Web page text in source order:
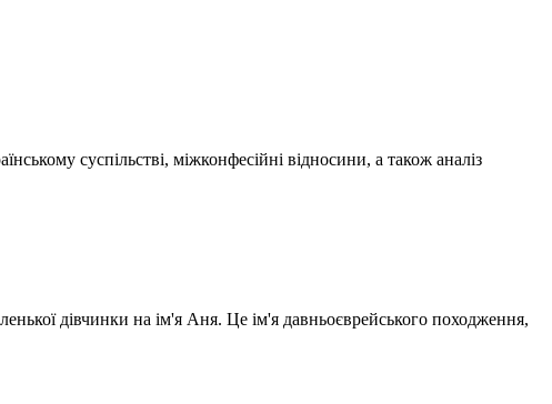
суспільстві, міжконфесійні відносини, а також аналіз
дівчинки на ім'я Аня. Це ім'я давньоєврейського походження,